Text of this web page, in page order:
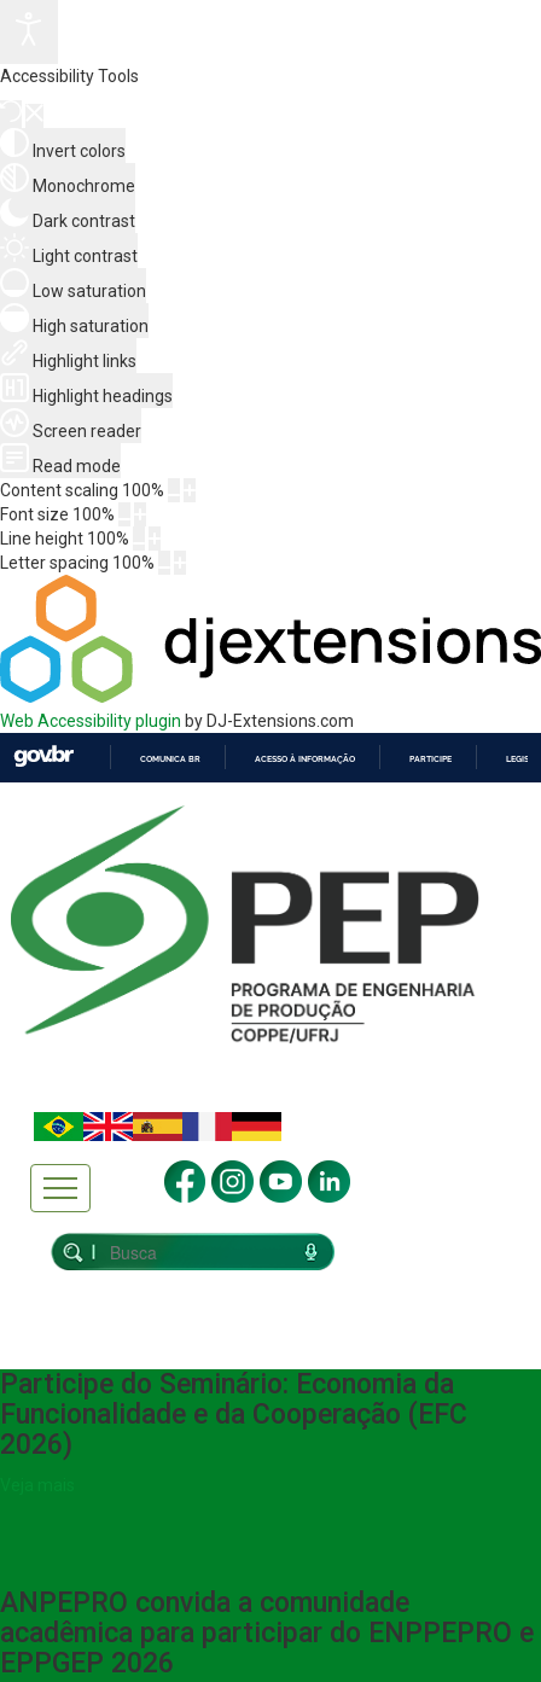
Accessibility Tools
Invert colors
Monochrome
Dark contrast
Light contrast
Low saturation
High saturation
Highlight links
Highlight headings
Screen reader
Read mode
Content scaling 100%
Font size 100%
Line height 100%
Letter spacing 100%
Web Accessibility plugin by DJ-Extensions.com
COMUNICA BR ACESSO À INFORMAÇÃO PARTICIPE
Participe do Seminário: Economia da
Funcionalidade e da Cooperação (EFC
2026)
ANPEPRO convida a comunidade
acadêmica para participar do ENPPEPRO e
EPPGEP 2026